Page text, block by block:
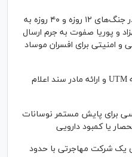
۲ عامل مهم صهیونیست‌ها در جنگ‌های ۱۲ روزه و ۴۰ روزه به
و پوریا صفوت به جرم ارسال
برای افسران موساد
جزئیات ثبت ادعا، تهیه نقشه UTM و ارائه مادر سند اعلام
برای پایش مستمر نوسانات
یا کمبود دارویی
یک شرکت مهاجرتی با حدود